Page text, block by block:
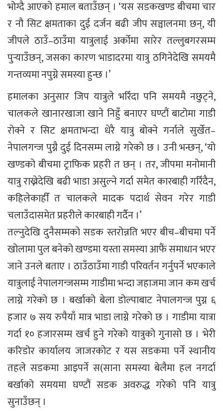
भोग्दै आएको हमाल बताउँछन् । ‘यस सडकखण्ड बीचमा चार
र नौ सिट क्षमताका दुई दर्जन बढी जीप सञ्चालनमा छन्, यी
जीपले ठाउँ–ठाउँमा यात्रुलाई अर्कोमा सारेर तल्लुबगरसम्म
पुर्‍याउँछन्, जसका कारण भाडादरमा यात्रु ठगिनेदेखि समयमै
गन्तव्यमा नपुग्ने समस्या हुन्छ ।’
हमालका अनुसार जिप यात्रुले भरिँदा पनि समयमै नछुट्ने,
चालकले खानारखाजा खाने निहुँ बनाएर घण्टौं बाटोमा गाडी
रोक्ने र सिट क्षमताभन्दा धेरै यात्रु बोक्ने गर्नाले सुर्खेत–
नेपालगन्ज पुग्नै दुई दिनसम्म लाग्ने गरेको छ । उनी भन्छन्, ‘यो
खण्डको बीचमा ट्राफिक प्रहरी त छन् । तर, जीपमा मनोमानी
यात्रु राख्नेदेखि बढी भाडा असुल्ने गर्दा समेत कारबाही गरिँदैन,
कहिलेकाहीँ त चालकले मादक पदार्थ सेवन गरेर गाडी
चलाउँदासमेत प्रहरीले कारबाही गर्दैन ।’
तल्नुदेखि दुनैसम्मको सडक स्तरोन्नति भएर बीच–बीचमा पर्ने
खोलामा पुल बनेको खण्डमा यस्ता समस्या आफैं समाधान भएर
जाने उनले बताए । ठाउँठाउँमा गाडी परिवर्तन गर्नुपर्ने भएकाले
यात्रुलाई नेपालगन्जसम्म गाडीमा भन्दा जहाजमा जान कम खर्च
लाग्ने गरेको छ । बर्खाको बेला डोल्पाबाट नेपालगन्ज पुग्न ६
हजार ७ सय रुपैयाँ मात्र भाडा लाग्ने गरेको छ । गाडीमा यात्रा
गर्दा १० हजारसम्म खर्च हुने गरेको यात्रुको गुनासो छ । भेरी
करिडोर कार्यालय जाजरकोट र यस सडकमा पर्ने स्थानीय
तहले सडकमा आइपर्ने स(साना समस्या बेलैमा हल नगर्दा
बर्खाको समयमा घण्टौं सडक अवरुद्ध गरेको पनि यात्रु
सुनाउँछन् ।